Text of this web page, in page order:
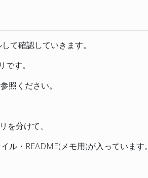
て確認していきます。
す。
照ください。
を分けて、
・README(メモ用)が入っています。